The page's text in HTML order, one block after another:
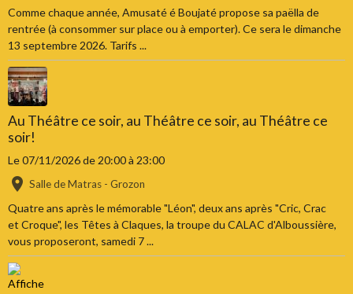
Comme chaque année, Amusaté é Boujaté propose sa paëlla de
rentrée (à consommer sur place ou à emporter). Ce sera le dimanche
13 septembre 2026. Tarifs ...
Au Théâtre ce soir, au Théâtre ce soir, au Théâtre ce
soir!
Le 07/11/2026de 20:00à 23:00
Salle de Matras - Grozon
Quatre ans après le mémorable "Léon", deux ans après "Cric, Crac
et Croque", les Têtes à Claques, la troupe du CALAC d'Alboussière,
vous proposeront, samedi 7 ...